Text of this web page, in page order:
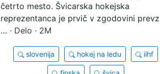
četrto mesto. Švicarska hokejska
reprezentanca je prvič v zgodovini
… · Delo · 2M
slovenija hokej na ledu iihf